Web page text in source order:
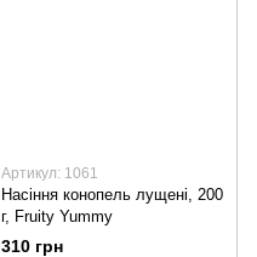
Артикул: 1061
Насіння конопель лущені, 200
г, Fruity Yummy
310 грн